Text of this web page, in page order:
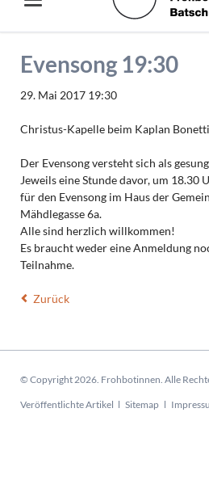
Evensong 19:30
29. Mai 2017 19:30
Christus-Kapelle beim Kaplan
Der Evensong versteht sich als
Jeweils eine Stunde davor, um 18.30
für den Evensong im Haus der
Mähdlegasse 6a.
Alle sind herzlich willkommen!
Es braucht weder eine Anmeldung
Teilnahme.
Zurück
© Copyright 2026. Frohbotinnen. Alle
Navigation
Veröffentlichte Artikel Sitemap